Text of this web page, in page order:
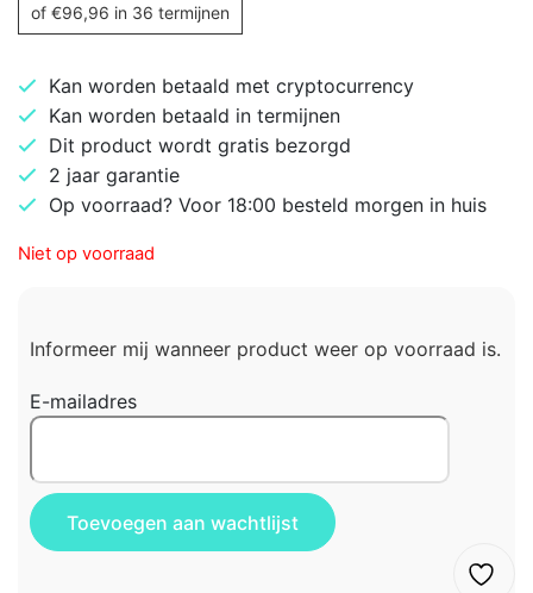
of €96,96 in 36 termijnen
Kan worden betaald met cryptocurrency
Kan worden betaald in termijnen
Dit product wordt gratis bezorgd
2 jaar garantie
Op voorraad? Voor 18:00 besteld morgen in huis
Niet op voorraad
Informeer mij wanneer product weer op voorraad is.
E-mailadres